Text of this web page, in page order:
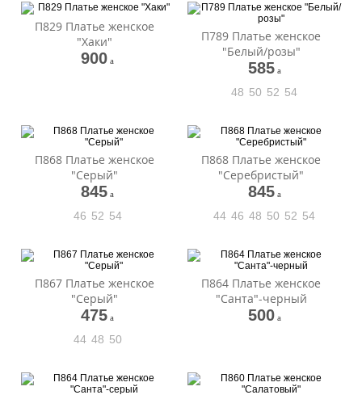
П829 Платье женское
"Хаки"
900 a
П789 Платье женское
"Белый/розы"
585 a
48 50 52 54
П868 Платье женское
"Серый"
845 a
46 52 54
П868 Платье женское
"Серебристый"
845 a
44 46 48 50 52 54
П867 Платье женское
"Серый"
475 a
44 48 50
П864 Платье женское
"Санта"-черный
500 a